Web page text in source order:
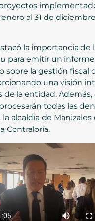
al 31 de
la importancia de
para emitir un
sobre la gestión fiscal
una visión
de la entidad.
todas las
alcaldía de Manizales
Contraloría.